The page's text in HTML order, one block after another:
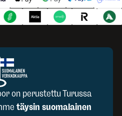
on perustettu Turussa
täysin suomalainen